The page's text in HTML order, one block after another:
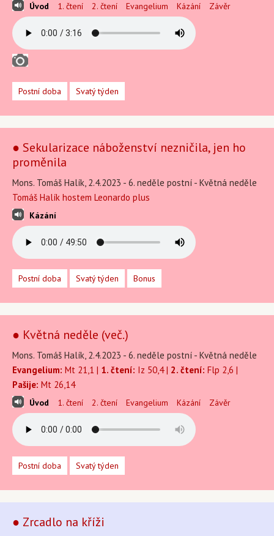
Úvod 1. čtení 2. čtení Evangelium Kázání Závěr
Postní doba Svatý týden
● Sekularizace náboženství nezničila, jen ho
proměnila
Mons. Tomáš Halík, 2.4.2023 - 6. neděle postní - Květná neděle
Tomáš Halík hostem Leonardo plus
Kázání
Postní doba Svatý týden Bonus
● Květná neděle (več.)
Mons. Tomáš Halík, 2.4.2023 - 6. neděle postní - Květná neděle
Evangelium: Mt 21,1 | 1. čtení: Iz 50,4 | 2. čtení: Flp 2,6 |
Pašije: Mt 26,14
Úvod 1. čtení 2. čtení Evangelium Kázání Závěr
Postní doba Svatý týden
● Zrcadlo na kříži